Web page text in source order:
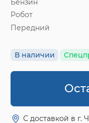
Робот
Передний
В наличии
С доставкой в г.